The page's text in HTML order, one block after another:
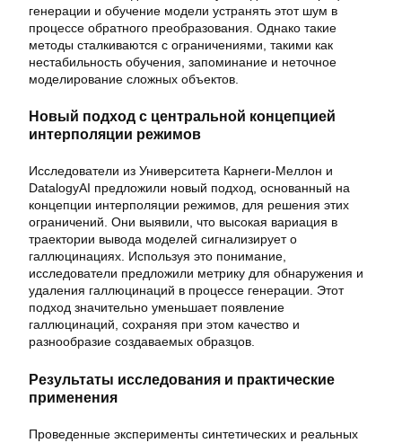
генерации и обучение модели устранять этот шум в
процессе обратного преобразования. Однако такие
методы сталкиваются с ограничениями, такими как
нестабильность обучения, запоминание и неточное
моделирование сложных объектов.
Новый подход с центральной концепцией
интерполяции режимов
Исследователи из Университета Карнеги-Меллон и
DatalogyAI предложили новый подход, основанный на
концепции интерполяции режимов, для решения этих
ограничений. Они выявили, что высокая вариация в
траектории вывода моделей сигнализирует о
галлюцинациях. Используя это понимание,
исследователи предложили метрику для обнаружения и
удаления галлюцинаций в процессе генерации. Этот
подход значительно уменьшает появление
галлюцинаций, сохраняя при этом качество и
разнообразие создаваемых образцов.
Результаты исследования и практические
применения
Проведенные эксперименты синтетических и реальных